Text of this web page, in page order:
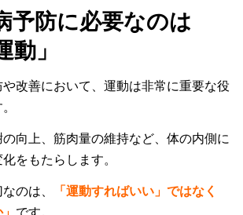
予防に必要なのは
動」
改善において、運動は非常に重要な役
向上、筋肉量の維持など、体の内側に
をもたらします。
のは、
「運動すればいい」ではなく